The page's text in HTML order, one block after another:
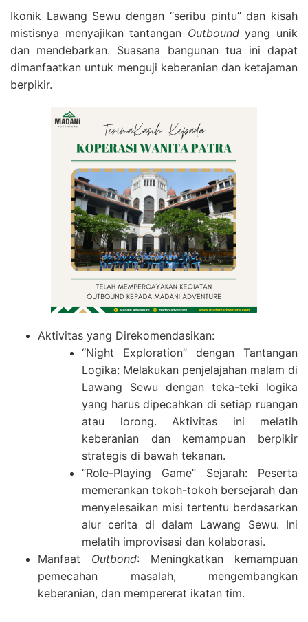
Ikonik Lawang Sewu dengan “seribu pintu” dan kisah
mistisnya menyajikan tantangan Outboundyang unik
dan mendebarkan. Suasana bangunan tua ini dapat
dimanfaatkan untuk menguji keberanian dan ketajaman
berpikir.
Aktivitas yang Direkomendasikan:
“Night Exploration” dengan Tantangan
Logika: Melakukan penjelajahan malam di
Lawang Sewu dengan teka-teki logika
yang harus dipecahkan di setiap ruangan
atau lorong. Aktivitas ini melatih
keberanian dan kemampuan berpikir
strategis di bawah tekanan.
“Role-Playing Game” Sejarah: Peserta
memerankan tokoh-tokoh bersejarah dan
menyelesaikan misi tertentu berdasarkan
alur cerita di dalam Lawang Sewu. Ini
melatih improvisasi dan kolaborasi.
Manfaat Outbond: Meningkatkan kemampuan
pemecahan masalah, mengembangkan
keberanian, dan mempererat ikatan tim.